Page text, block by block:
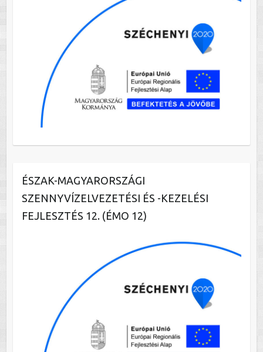
ÉSZAK-MAGYARORSZÁGI
SZENNYVÍZELVEZETÉSI ÉS -KEZELÉSI
FEJLESZTÉS 12. (ÉMO 12)